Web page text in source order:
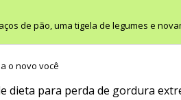
de pão, uma tigela de legumes e
o novo você
dieta para perda de gordura